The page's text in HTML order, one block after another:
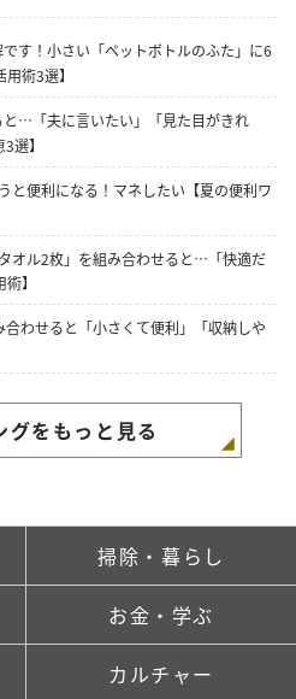
す！小さい「ペットボトルのふた」に6
術3選】
…「夫に言いたい」「見た目がきれ
選】
と便利になる！マネしたい【夏の便利ワ
オル2枚」を組み合わせると…「快適だ
】
わせると「小さくて便利」「収納しや
グをもっと見る
掃除・暮らし
お金・学ぶ
カルチャー